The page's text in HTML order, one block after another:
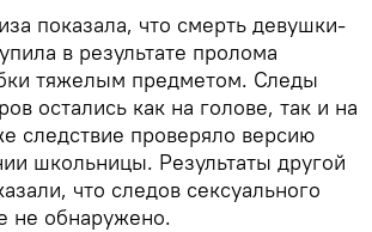
показала, что смерть девушки-
в результате пролома
тяжелым предметом. Следы
остались как на голове, так и на
следствие проверяло версию
школьницы. Результаты другой
что следов сексуального
не обнаружено.